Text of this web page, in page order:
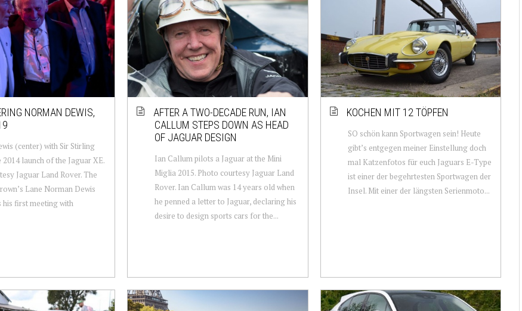
NORMAN DEWIS,
(center) with Sir Stirling
2014 launch of the Jaguar XE.
Jaguar Land Rover. The
Lane Norman Dewis
first meeting with
AFTER A TWO-DECADE RUN, IAN
CALLUM STEPS DOWN AS HEAD
OF JAGUAR DESIGN
Ian Callum pilots a Jaguar at the Mini
Miglia 2015. Photo courtesy Jaguar Land
Rover. Ian Callum was 14 years old when
he penned a letter to Jaguar, declaring his
desire to design sports cars for the...
KOCHEN MIT 12 TÖPFEN
SO schön kann Sportwagen sein! Heute
gibt’s entgegen meiner Einstellung doch
mal Katzenfotos für euch Jaguars E-Type
ist einer der begehrtesten Sportwagen der
Insel. Mit einer der längsten Serienmoto...